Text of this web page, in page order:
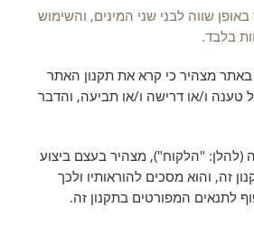
שווה לבני שני המינים, והשימוש
בלבד.
מצהיר כי קרא את תקנון האתר
טענה ו/או דרישה ו/או תביעה, והדבר
"הלקוח"), מצהיר בעצם ביצוע
זה, והוא מסכים להוראותיו ולכך
לתנאים המפורטים בתקנון זה.